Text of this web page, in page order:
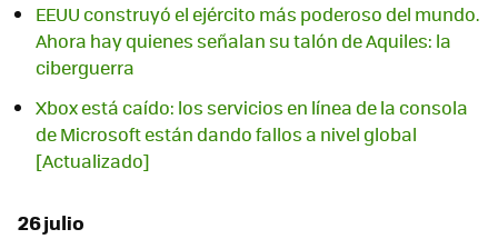
EEUU construyó el ejército más poderoso del mundo.
Ahora hay quienes señalan su talón de Aquiles: la
ciberguerra
Xbox está caído: los servicios en línea de la consola
de Microsoft están dando fallos a nivel global
[Actualizado]
26 julio